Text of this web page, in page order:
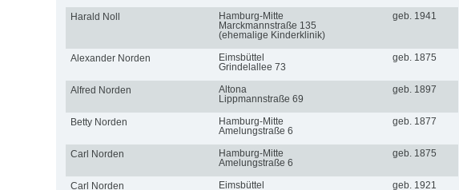
Harald Noll
Hamburg-Mitte
Marckmannstraße 135
(ehemalige Kinderklinik)
geb. 1941
Alexander Norden
Eimsbüttel
Grindelallee 73
geb. 1875
Alfred Norden
Altona
Lippmannstraße 69
geb. 1897
Betty Norden
Hamburg-Mitte
Amelungstraße 6
geb. 1877
Carl Norden
Hamburg-Mitte
Amelungstraße 6
geb. 1875
Carl Norden
Eimsbüttel
geb. 1921